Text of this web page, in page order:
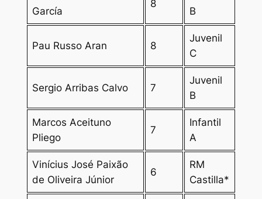
García
8
B
Pau Russo Aran 8
Juvenil
C
Sergio Arribas Calvo 7
Juvenil
B
Marcos Aceituno
Pliego
7
Infantil
A
Vinícius José Paixão
de Oliveira Júnior
6
RM
Castilla*